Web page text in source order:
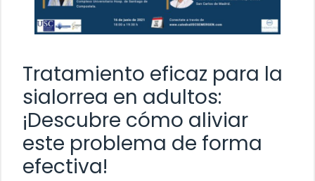
Tratamiento eficaz para la
sialorrea en adultos:
¡Descubre cómo aliviar
este problema de forma
efectiva!